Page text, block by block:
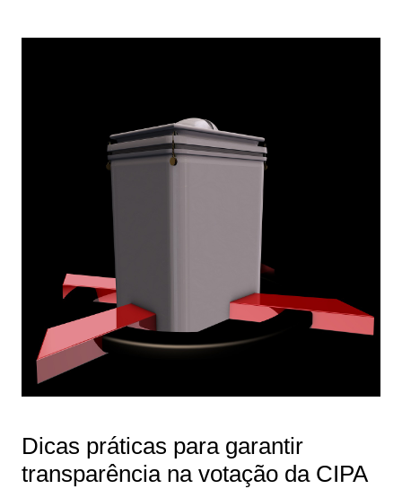
Dicas práticas para garantir
transparência na votação da CIPA